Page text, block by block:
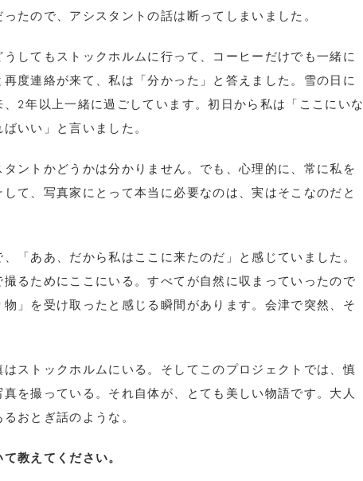
たので、アシスタントの話は断ってしまいました。
してもストックホルムに行って、コーヒーだけでも一緒に
度連絡が来て、私は「分かった」と答えました。雪の日に
2年以上一緒に過ごしています。初日から私は「ここにいな
いい」と言いました。
ントかどうかは分かりません。でも、心理的に、常に私を
て、写真家にとって本当に必要なのは、実はそこなのだと
「ああ、だから私はここに来たのだ」と感じていました。
るためにここにいる。すべてが自然に収まっていったので
」を受け取ったと感じる瞬間があります。会津で突然、そ
ストックホルムにいる。そしてこのプロジェクトでは、慎
を撮っている。それ自体が、とても美しい物語です。大人
おとぎ話のような。
教えてください。